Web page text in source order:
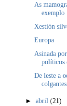
As
exemplo
Xestión
Europa
Asinada
políticos
De leste a
►abril(21)